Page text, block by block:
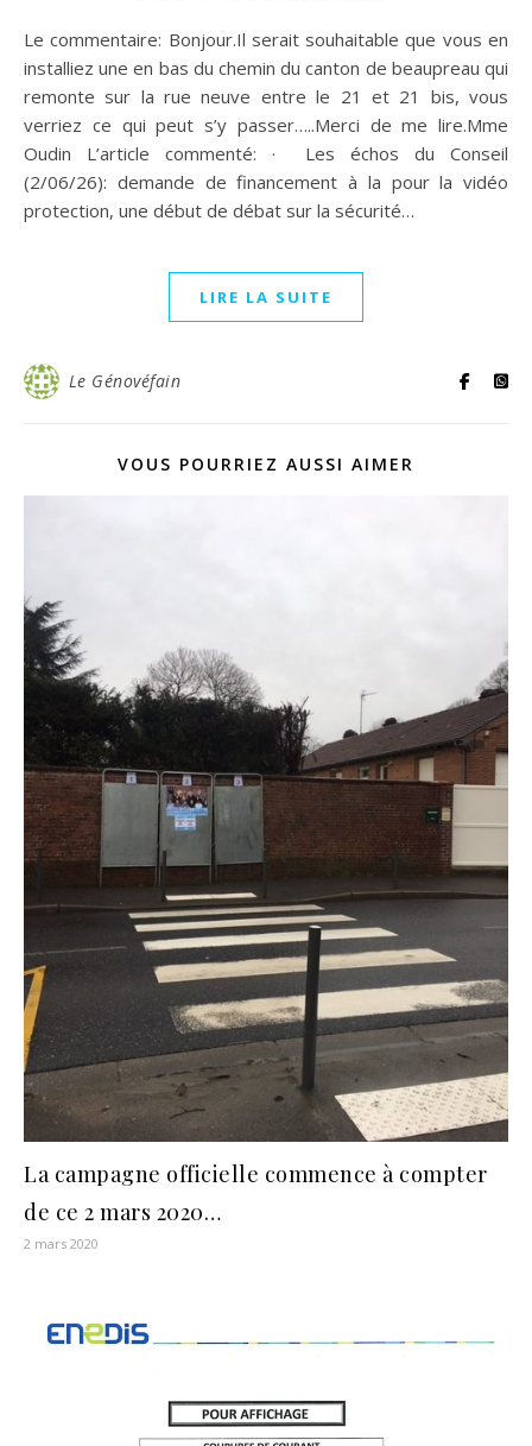
Le commentaire: Bonjour.Il serait souhaitable que vous en
installiez une en bas du chemin du canton de beaupreau qui
remonte sur la rue neuve entre le 21 et 21 bis, vous
verriez ce qui peut s’y passer…..Merci de me lire.Mme
Oudin L’article commenté: · Les échos du Conseil
(2/06/26): demande de financement à la pour la vidéo
protection, une début de débat sur la sécurité…
LIRE LA SUITE
Le Génovéfain
VOUS POURRIEZ AUSSI AIMER
La campagne officielle commence à compter
de ce 2 mars 2020…
2 mars 2020